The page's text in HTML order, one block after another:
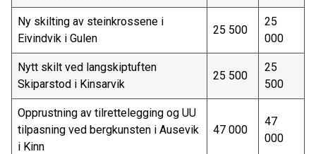
Ny skilting av steinkrossene i
Eivindvik i Gulen
25 500
25
000
Nytt skilt ved langskiptuften
Skiparstod i Kinsarvik
25 500
25
500
Opprustning av tilrettelegging og UU
tilpasning ved bergkunsten i Ausevik
i Kinn
47 000
47
000